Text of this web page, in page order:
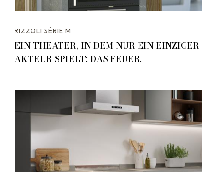
RIZZOLI SÉRIE M
EIN THEATER, IN DEM NUR EIN EINZIGER
AKTEUR SPIELT: DAS FEUER.